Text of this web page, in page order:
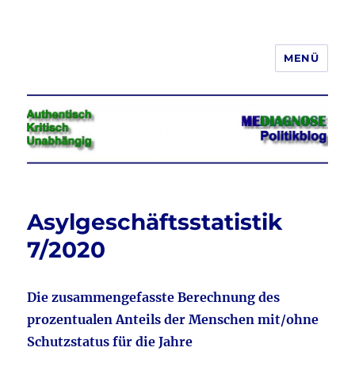
Jeder hat das Recht, seine
Meinung in Wort, Schrift und Bild
frei zu äußern und zu verbreiten
MENÜ
Asylgeschäftsstatistik
7/2020
Die zusammengefasste Berechnung des
prozentualen Anteils der Menschen mit/ohne
Schutzstatus für die Jahre